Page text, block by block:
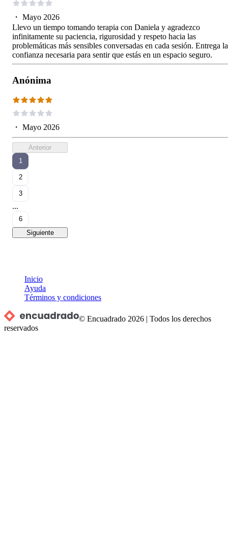
・ Mayo 2026
Llevo un tiempo tomando terapia con Daniela y agradezco
infinitamente su paciencia, rigurosidad y respeto hacia las
problemáticas más sensibles conversadas en cada sesión. Entrega la
confianza necesaria para sentir que estás en un espacio seguro.
Anónima
・ Mayo 2026
Anterior
1
2
3
...
6
Siguiente
Inicio
Ayuda
Términos y condiciones
© Encuadrado 2026 |Todos los derechos
reservados